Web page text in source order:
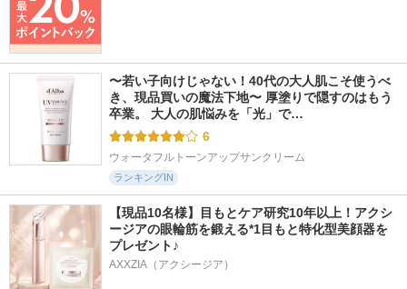
〜若い子向けじゃない！40代の大人肌こそ使うべ
き、現品買いの魔法下地〜 厚塗りで隠すのはもう
卒業。 大人の肌悩みを「光」で…
6
ウォータフルトーンアップサンクリーム
ランキングIN
【現品10名様】目もとケア研究10年以上！アクシ
ージアの眼輪筋を鍛える*1目もと特化型美顔器を
プレゼント♪
AXXZIA（アクシージア）